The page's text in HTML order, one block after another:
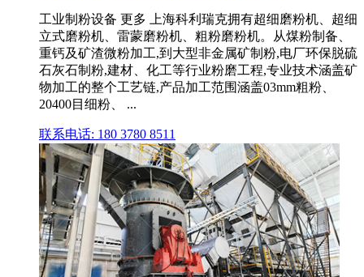
工业制粉设备 更多 上海科利瑞克拥有超细磨粉机、超细
立式磨粉机、雷蒙磨粉机、粗粉磨粉机。从煤粉制备、
重钙及矿渣微粉加工,到大型非金属矿制粉,电厂环保脱硫
石灰石制粉,建材、化工等行业粉磨工程,专业技术涵盖矿
物加工的整个工艺链,产品加工范围涵盖03mm粗粉、
20400目细粉、 ...
联系电话: 180 3780 8511